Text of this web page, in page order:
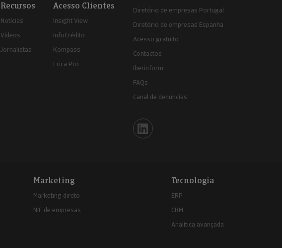
Recursos
Notícias
Vídeos
Jornalistas
Acesso Clientes
Insight View
InfoCrédito
Kompass
Erica Pro
Diretório de empresas Portugal
Diretório de empresas Espanha
Acesso gratuito
Contactos
Iberinform
FAQs
Canal de denúncias
Iberinform en Linkedin
Marketing
Marketing direto
NIF de empresas
Tecnologia
ERP
CRM
Analítica avançada